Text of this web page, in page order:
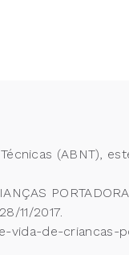
11/2017.
vida-de-